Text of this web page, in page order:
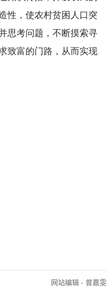
性，使农村贫困人口突
思考问题，不断摸索寻
致富的门路，从而实现
网站编辑 - 曾嘉雯